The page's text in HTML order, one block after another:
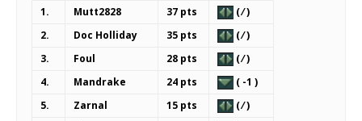
1. Mutt2828 37 pts
( ⁄ )
2.
Doc Holliday 35 pts
( ⁄ )
3.
Foul 28 pts
( ⁄ )
4.
Mandrake 24 pts
( -1 )
5.
Zarnal 15 pts
( ⁄ )